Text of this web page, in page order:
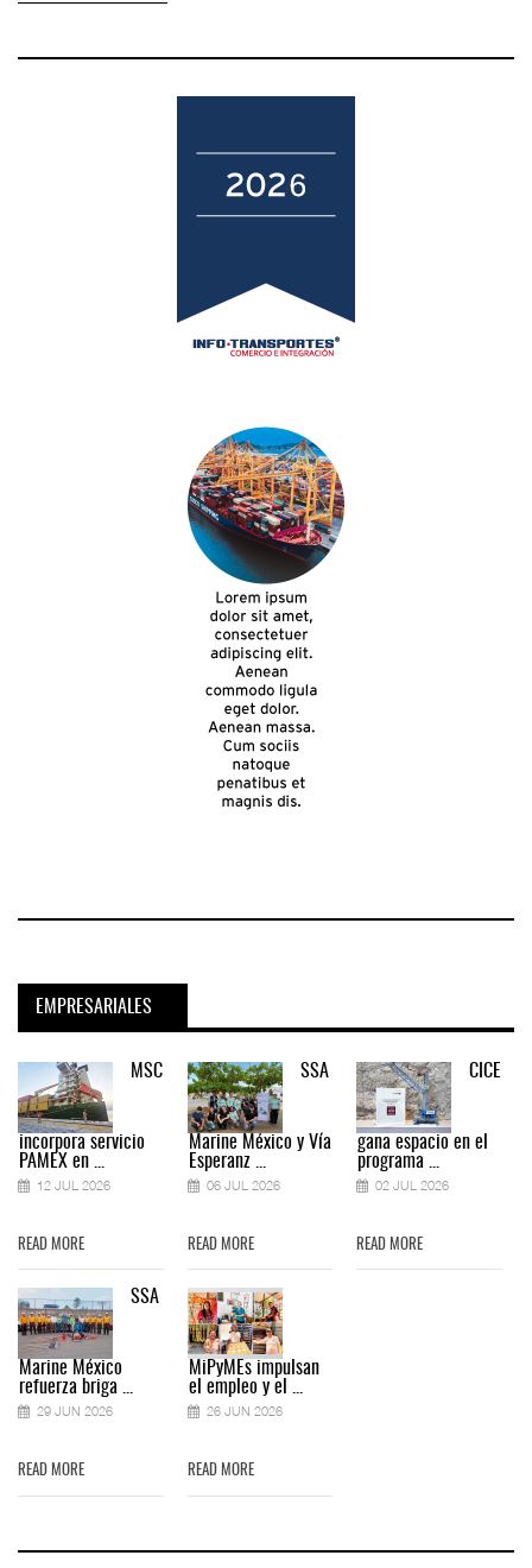
EMPRESARIALES
MSC
incorpora servicio
PAMEX en ...
12 JUL 2026
READ MORE
SSA
Marine México
refuerza briga ...
29 JUN 2026
READ MORE
SSA
Marine México y Vía
Esperanz ...
06 JUL 2026
READ MORE
MiPyMEs impulsan
el empleo y el ...
26 JUN 2026
READ MORE
CICE
gana espacio en el
programa ...
02 JUL 2026
READ MORE